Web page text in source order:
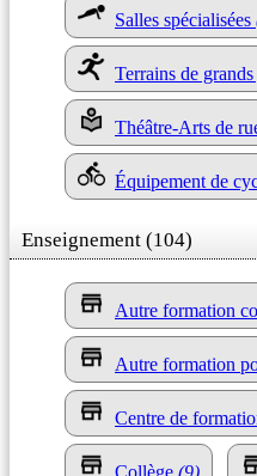
Salles spécialisées
Terrains de
Théâtre-Arts de
Équipement de
Enseignement (104)
Autre formation
Autre formation
Centre de